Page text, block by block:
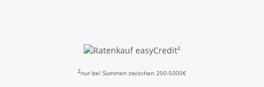
²
²nur bei Summen zwischen 200-5000€